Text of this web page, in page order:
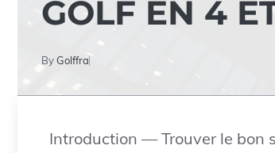
GOLF EN 4
ByGolffra
Introduction — Trouver le bon